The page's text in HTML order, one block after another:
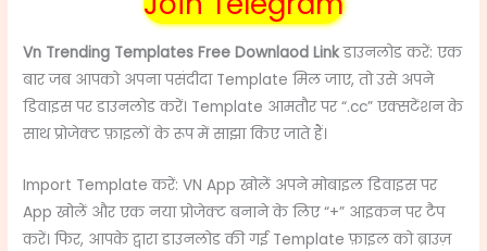
Vn Trending Templates Free Downlaod Linkडाउनलोड करें: एक
बार जब आपको अपना पसंदीदा Template मिल जाए, तो उसे अपने
डिवाइस पर डाउनलोड करें। Template आमतौर पर “.cc” एक्सटेंशन के
साथ प्रोजेक्ट फ़ाइलों के रूप में साझा किए जाते हैं।
Import Template करें: VN App खोलें अपने मोबाइल डिवाइस पर
App खोलें और एक नया प्रोजेक्ट बनाने के लिए “+” आइकन पर टैप
करें। फिर, आपके द्वारा डाउनलोड की गई Template फ़ाइल को ब्राउज़